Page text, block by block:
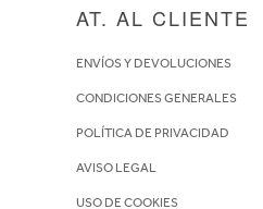
AT. AL CLIENTE
ENVÍOS Y DEVOLUCIONES
CONDICIONES GENERALES
POLÍTICA DE PRIVACIDAD
AVISO LEGAL
USO DE COOKIES